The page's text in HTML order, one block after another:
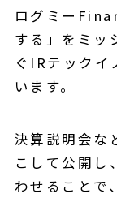
ログミー
する」をミッ
ぐIRテックイ
います。
決算説明会な
こして公開し
わせることで